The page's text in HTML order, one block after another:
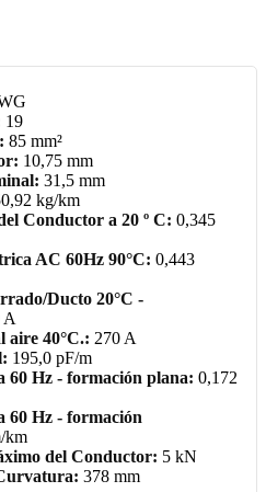
19
85 mm²
10,75 mm
31,5 mm
kg/km
Conductor a 20 º C: 0,345
AC 60Hz 90°C: 0,443
Ducto 20°C -
A
aire 40°C.: 270 A
195,0 pF/m
60 Hz - formación plana: 0,172
60 Hz - formación
km
del Conductor: 5 kN
378 mm